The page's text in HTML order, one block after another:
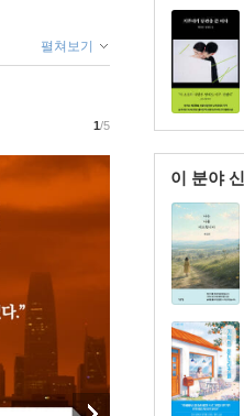
이 분야
펼쳐보기
1/5